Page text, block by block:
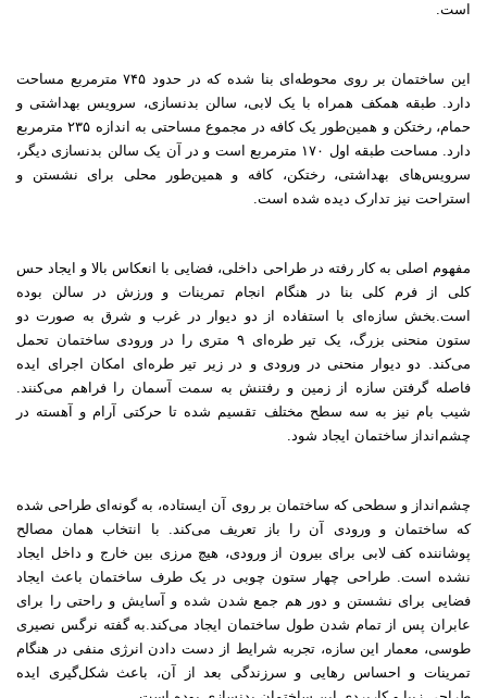
است.
این ساختمان بر روی محوطه‌ای بنا شده که در حدود ۷۴۵ مترمربع مساحت
دارد. طبقه همکف همراه با یک لابی، سالن بدنسازی، سرویس بهداشتی و
حمام، رختکن و همین‌طور یک کافه در مجموع مساحتی به اندازه ۲۳۵ مترمربع
دارد. مساحت طبقه اول ۱۷۰ مترمربع است و در آن یک سالن بدنسازی دیگر،
سرویس‌های بهداشتی، رختکن، کافه و همین‌طور محلی برای نشستن و
استراحت نیز تدارک دیده شده است.
مفهوم اصلی به کار رفته در طراحی داخلی، فضایی با انعکاس بالا و ایجاد حس
کلی از فرم کلی بنا در هنگام انجام تمرینات و ورزش در سالن بوده
است.بخش سازه‌ای با استفاده از دو دیوار در غرب و شرق به صورت دو
ستون منحنی بزرگ، یک تیر طره‌ای ۹ متری را در ورودی ساختمان تحمل
می‌کند. دو دیوار منحنی در ورودی و در زیر تیر طره‌ای امکان اجرای ایده
فاصله گرفتن سازه از زمین و رفتنش به سمت آسمان را فراهم می‌کنند.
شیب بام نیز به سه سطح مختلف تقسیم شده تا حرکتی آرام و آهسته در
چشم‌انداز ساختمان ایجاد شود.
چشم‌انداز و سطحی که ساختمان بر روی آن ایستاده، به گونه‌ای طراحی شده
که ساختمان و ورودی آن را باز تعریف می‌کند. با انتخاب همان مصالح
پوشاننده کف لابی برای بیرون از ورودی، هیچ مرزی بین خارج و داخل ایجاد
نشده است. طراحی چهار ستون چوبی در یک طرف ساختمان باعث ایجاد
فضایی برای نشستن و دور هم جمع شدن شده و آسایش و راحتی را برای
عابران پس از تمام شدن طول ساختمان ایجاد می‌کند.به گفته نرگس نصیری
طوسی، معمار این سازه، تجربه شرایط از دست دادن انرژی منفی در هنگام
تمرینات و احساس رهایی و سرزندگی بعد از آن، باعث شکل‌گیری ایده